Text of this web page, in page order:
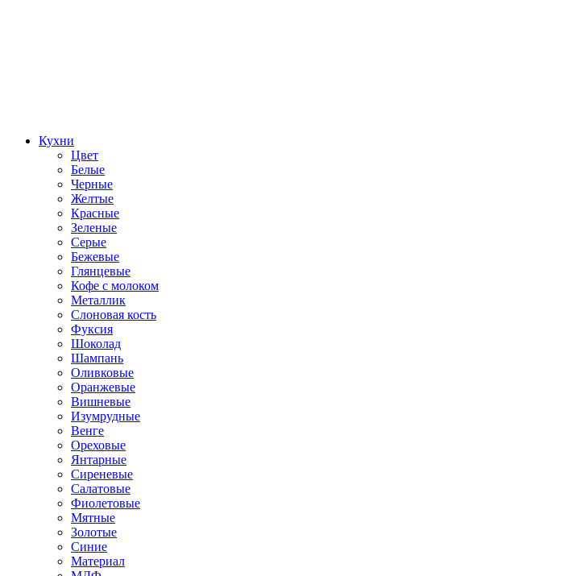
Кухни
Цвет
Белые
Черные
Желтые
Красные
Зеленые
Серые
Бежевые
Глянцевые
Кофе с молоком
Металлик
Слоновая кость
Фуксия
Шоколад
Шампань
Оливковые
Оранжевые
Вишневые
Изумрудные
Венге
Ореховые
Янтарные
Сиреневые
Салатовые
Фиолетовые
Мятные
Золотые
Синие
Материал